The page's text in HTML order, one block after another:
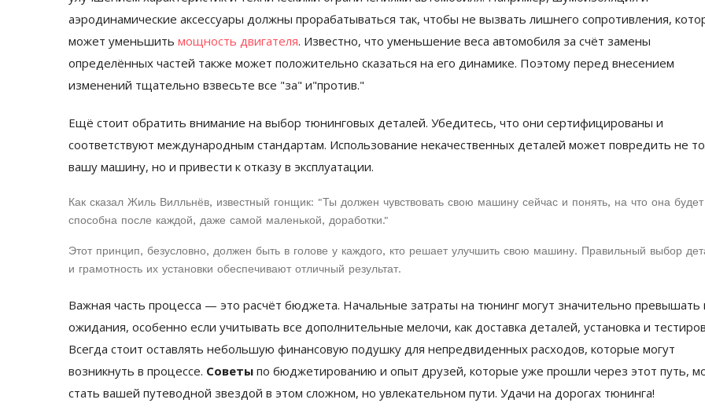
аэродинамические аксессуары должны прорабатываться так, чтобы не вызвать лишнего сопротивления,
может уменьшить мощность двигателя. Известно, что уменьшение веса автомобиля за счёт замены
определённых частей также может положительно сказаться на его динамике. Поэтому перед внесением
изменений тщательно взвесьте все "за" и"против."
Ещё стоит обратить внимание на выбор тюнинговых деталей. Убедитесь, что они сертифицированы и
соответствуют международным стандартам. Использование некачественных деталей может повредить не
вашу машину, но и привести к отказу в эксплуатации.
Как сказал Жиль Вилльнёв, известный гонщик: "Ты должен чувствовать свою машину сейчас и понять, на что она будет
способна после каждой, даже самой маленькой, доработки."
Этот принцип, безусловно, должен быть в голове у каждого, кто решает улучшить свою машину. Правильный выбор
и грамотность их установки обеспечивают отличный результат.
Важная часть процесса — это расчёт бюджета. Начальные затраты на тюнинг могут значительно превышать
ожидания, особенно если учитывать все дополнительные мелочи, как доставка деталей, установка и
Всегда стоит оставлять небольшую финансовую подушку для непредвиденных расходов, которые могут
возникнуть в процессе. Советы по бюджетированию и опыт друзей, которые уже прошли через этот путь,
стать вашей путеводной звездой в этом сложном, но увлекательном пути. Удачи на дорогах тюнинга!